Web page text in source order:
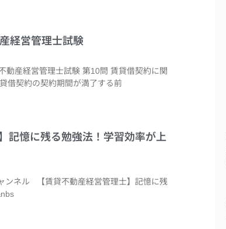
経営管理士試験
動産経営管理士試験 第10問 賃貸借契約に関
契約の契約期間が満了する前
記憶に残る勉強法！学習効率が上
ンネル 【賃貸不動産経営管理士】記憶に残